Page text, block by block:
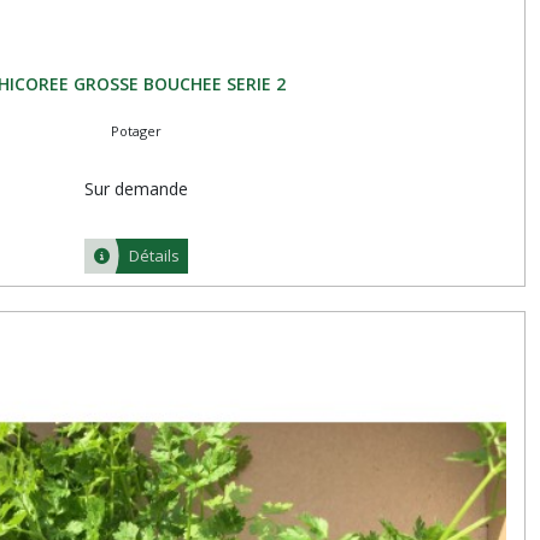
GROSSE BOUCHEE SERIE 2
Potager
Sur demande
Détails